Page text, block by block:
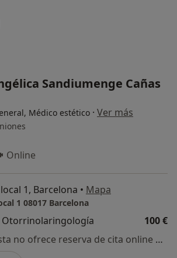
Sandiumenge Cañas
Médico estético · Ver más
Online
1, Barcelona • Mapa
1 08017 Barcelona
Otorrinolaringología
100 €
Este especialista no ofrece reserva de cita online en esta dirección.